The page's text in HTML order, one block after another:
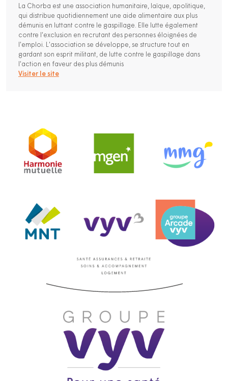
La Chorba est une association humanitaire, laïque, apolitique,
qui distribue quotidiennement une aide alimentaire aux plus
démunis en luttant contre le gaspillage. Elle lutte également
contre l'exclusion en recrutant des personnes éloignées de
l'emploi. L'association se développe, se structure tout en
gardant son esprit militant, de lutte contre le gaspillage dans
l'action en faveur des plus démunis
Visiter le site